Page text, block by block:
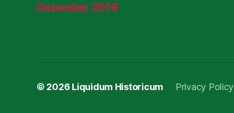
Dezember 2019
© 2026 Liquidum Historicum Privacy Policy